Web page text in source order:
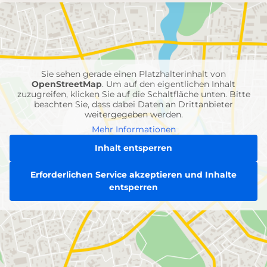
mit
Feuerwehr-
Einheiten
Sie sehen gerade einen Platzhalterinhalt von
OpenStreetMap. Um auf den eigentlichen Inhalt
zuzugreifen, klicken Sie auf die Schaltfläche unten. Bitte
beachten Sie, dass dabei Daten an Drittanbieter
weitergegeben werden.
Mehr Informationen
Inhalt entsperren
Erforderlichen Service akzeptieren und Inhalte
entsperren